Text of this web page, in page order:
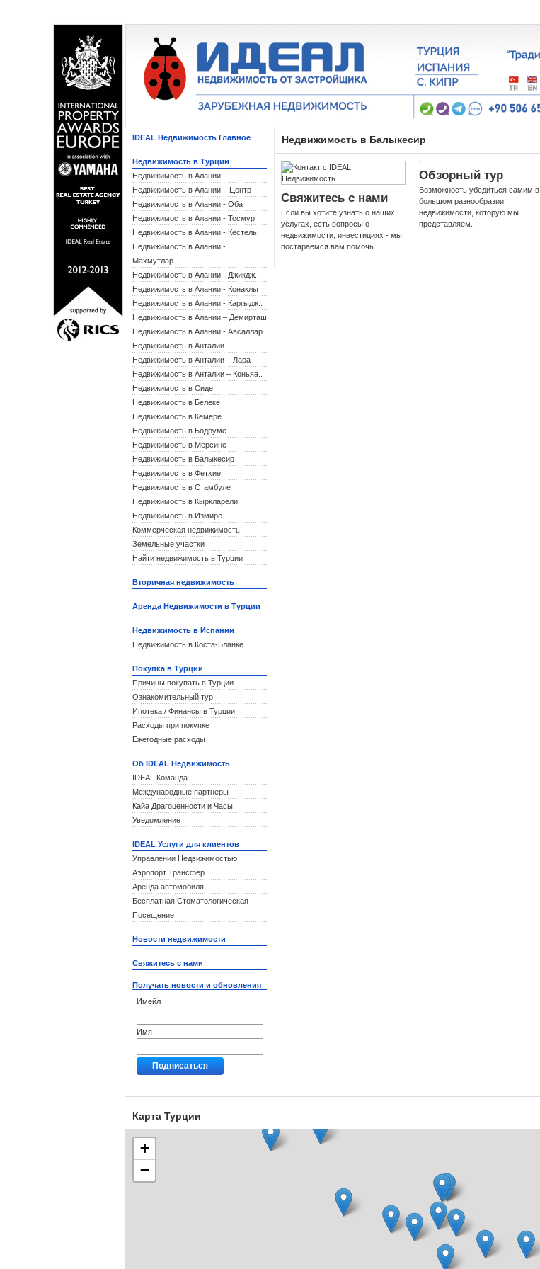
IDEAL Недвижимость Главное
Недвижимость в Турции
Недвижимость в Алании
Недвижимость в Алании – Центр
Недвижимость в Алании - Оба
Недвижимость в Алании - Тосмур
Недвижимость в Алании - Кестель
Недвижимость в Алании -
Махмутлар
Недвижимость в Алании - Джикдж..
Недвижимость в Алании - Конаклы
Недвижимость в Алании - Каргыдж..
Недвижимость в Алании – Демирташ
Недвижимость в Алании - Авсаллар
Недвижимость в Анталии
Недвижимость в Анталии – Лара
Недвижимость в Анталии – Коньяа..
Недвижимость в Сиде
Недвижимость в Белеке
Недвижимость в Кемере
Недвижимость в Бодруме
Недвижимость в Мерсине
Недвижимость в Балыкесир
Недвижимость в Фетхие
Недвижимость в Стамбуле
Недвижимость в Кыркларели
Недвижимость в Измире
Коммерческая недвижимость
Земельные участки
Найти недвижимость в Турции
Вторичная недвижимость
Аренда Недвижимости в Турции
Недвижимость в Испании
Недвижимость в Коста-Бланке
Покупка в Турции
Причины покупать в Турции
Ознакомительный тур
Ипотека / Финансы в Турции
Расходы при покупке
Ежегодные расходы
Об IDEAL Недвижимость
IDEAL Команда
Международные партнеры
Кайа Драгоценности и Часы
Уведомление
IDEAL Услуги для клиентов
Управлении Недвижимостью
Аэропорт Трансфер
Аренда автомобиля
Бесплатная Стоматологическая
Посещение
Новости недвижимости
Свяжитесь с нами
Получать новости и обновления
Имейл
Имя
Недвижимость в Балыкесир
Свяжитесь с нами
Если вы хотите узнать о наших
услугах, есть вопросы о
недвижимости, инвестициях - мы
постараемся вам помочь.
Обзорный тур
Возможность убедиться самим в
большом разнообразии
недвижимости, которую мы
представляем.
Карта Турции
+
−